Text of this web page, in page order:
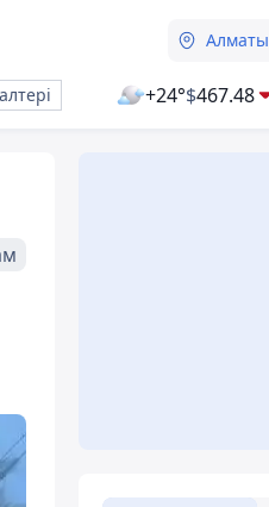
Алматы
+24°$467.48